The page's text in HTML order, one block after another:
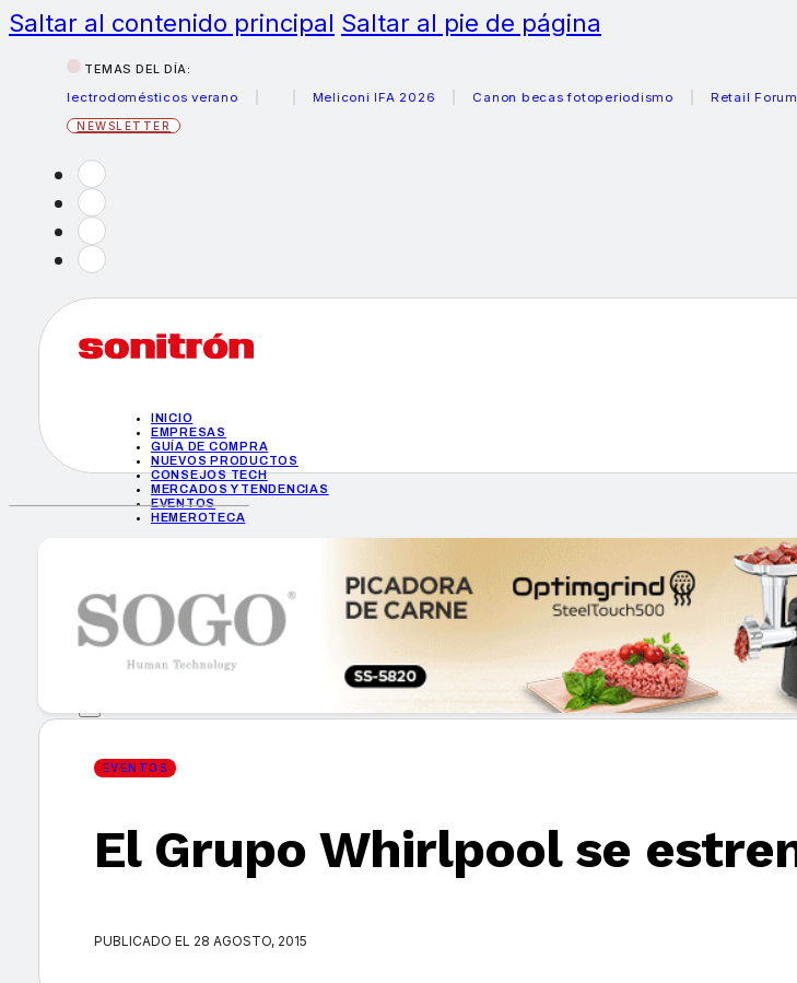
Saltar al contenido principal Saltar al pie de página
TEMAS DEL DÍA:
electrodomésticos verano
Meliconi IFA 2026 Canon becas fotoperiodismo Retail Forum
NEWSLETTER
INICIO
EMPRESAS
GUÍA DE COMPRA
NUEVOS PRODUCTOS
CONSEJOS TECH
MERCADOS Y TENDENCIAS
EVENTOS
HEMEROTECA
GUÍA DE COMPRA
NUEVOS PRODUCTOS
CONSEJOS TECH
MERCADOS Y TENDENCIAS
HEMEROTECA
Encuentra tu noticia
EVENTOS
El Grupo Whirlpool se
PUBLICADO EL 28 AGOSTO, 2015